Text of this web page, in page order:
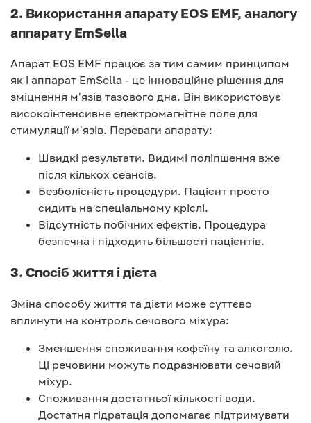
2. Використання апарату EOS EMF, аналогу
аппарату EmSella
Апарат EOS EMF працює за тим самим принципом
як і аппарат EmSella - це інноваційне рішення для
зміцнення м'язів тазового дна. Він використовує
високоінтенсивне електромагнітне поле для
стимуляції м'язів. Переваги апарату:
Швидкі результати. Видимі поліпшення вже
після кількох сеансів.
Безболісність процедури. Пацієнт просто
сидить на спеціальному кріслі.
Відсутність побічних ефектів. Процедура
безпечна і підходить більшості пацієнтів.
3. Спосіб життя і дієта
Зміна способу життя та дієти може суттєво
вплинути на контроль сечового міхура:
Зменшення споживання кофеїну та алкоголю.
Ці речовини можуть подразнювати сечовий
міхур.
Споживання достатньої кількості води.
Достатня гідратація допомагає підтримувати